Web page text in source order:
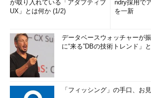
が取り入れている「アダプティブ
UX」とは何か (1/2)
ndry採用で
を一新
データベースウォッチャーが
に“来る”DBの技術トレンド」
「フィッシング」の手口、お